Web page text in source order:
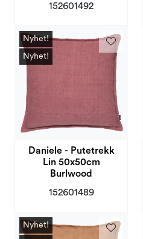
152601492
Nyhet!
Nyhet!
Daniele - Putetrekk
Lin 50x50cm
Burlwood
152601489
Nyhet!